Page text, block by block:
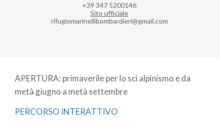
+39 347 5200146
Sito ufficiale
rifugiomarinellibombardieri@gmail.com
APERTURA: primaverile per lo sci alpinismo e da
metà giugno a metà settembre
PERCORSO INTERATTIVO